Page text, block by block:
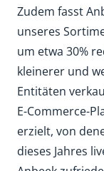
Zudem fasst
unseres
um etwa 30%
kleinerer und
Entitäten
E-Commerce-
erzielt, von
dieses Jahres